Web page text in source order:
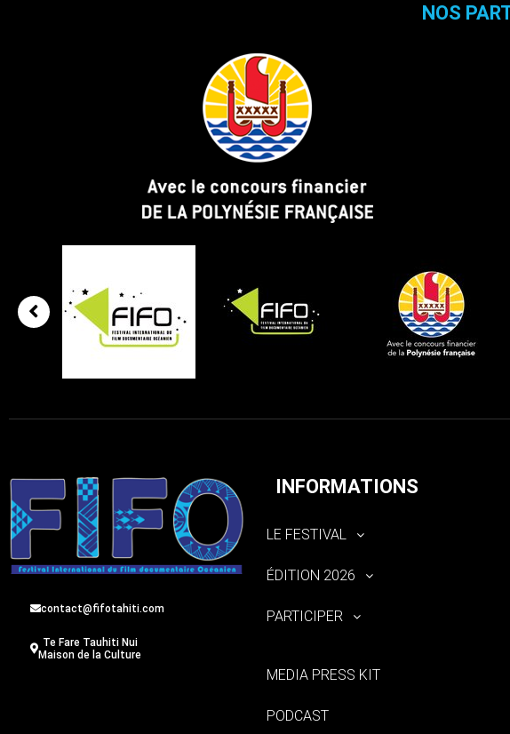
NOS
contact@fifotahiti.com
Te Fare Tauhiti Nui
Maison de la Culture
INFORMATIONS
LE FESTIVAL
ÉDITION 2026
PARTICIPER
MEDIA PRESS KIT
PODCAST